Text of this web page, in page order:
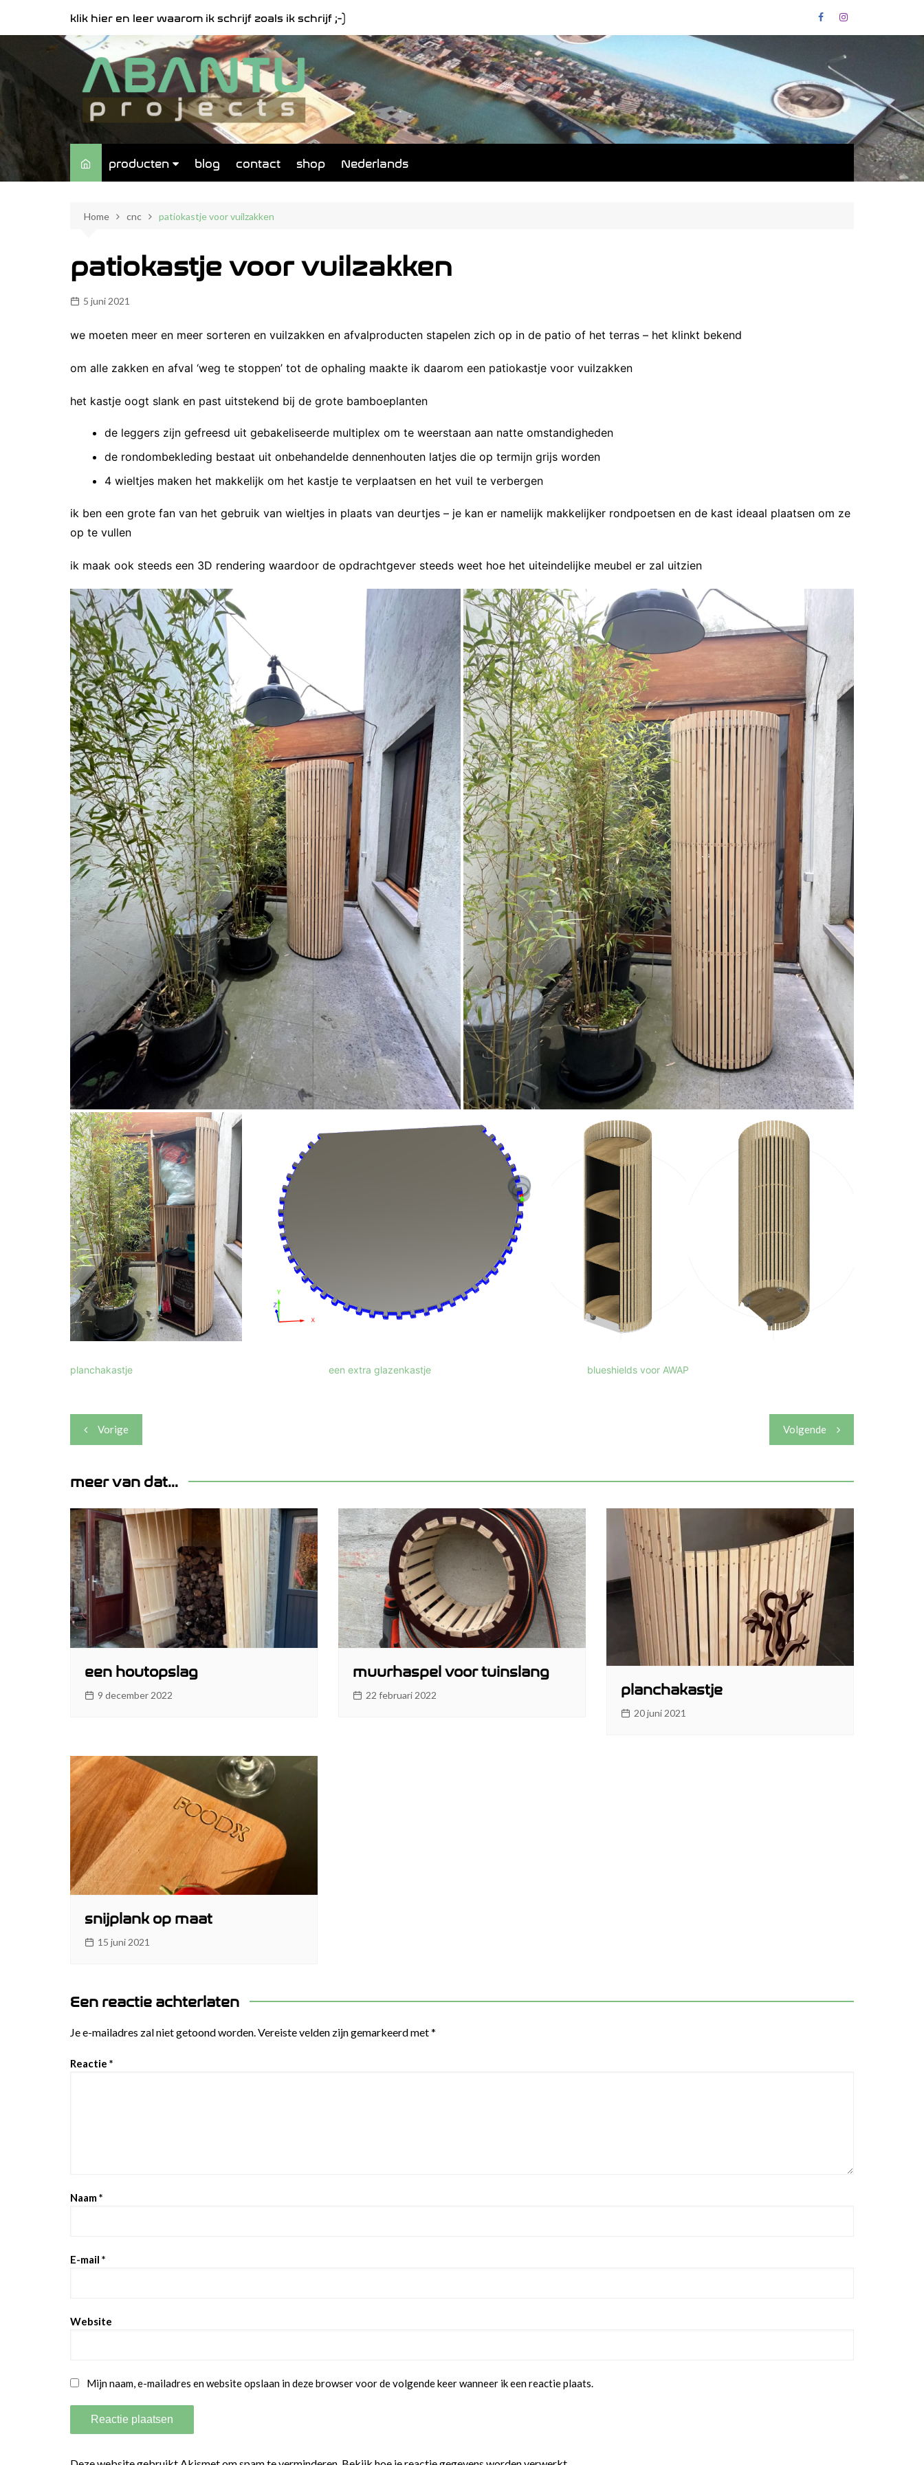
klik hier en leer waarom ik schrijf zoals ik schrijf ;-)
producten
meubels
blog contact shop Nederlands
Home cnc patiokastje voor vuilzakken
patiokastje voor vuilzakken
5 juni 2021
we moeten meer en meer sorteren en vuilzakken en afvalproducten stapelen zich op in de patio of het terras – het klinkt bekend
om alle zakken en afval ‘weg te stoppen’ tot de ophaling maakte ik daarom een patiokastje voor vuilzakken
het kastje oogt slank en past uitstekend bij de grote bamboeplanten
de leggers zijn gefreesd uit gebakeliseerde multiplex om te weerstaan aan natte omstandigheden
de rondombekleding bestaat uit onbehandelde dennenhouten latjes die op termijn grijs worden
4 wieltjes maken het makkelijk om het kastje te verplaatsen en het vuil te verbergen
ik ben een grote fan van het gebruik van wieltjes in plaats van deurtjes – je kan er namelijk makkelijker rondpoetsen en de kast ideaal plaatsen om ze
op te vullen
ik maak ook steeds een 3D rendering waardoor de opdrachtgever steeds weet hoe het uiteindelijke meubel er zal uitzien
planchakastje een extra glazenkastje blueshields voor AWAP
Berichtnavigatie
Vorige Volgende
meer van dat...
een houtopslag
9 december 2022
muurhaspel voor tuinslang
22 februari 2022 planchakastje
20 juni 2021
snijplank op maat
15 juni 2021
Een reactie achterlaten
Je e-mailadres zal niet getoond worden.Vereiste velden zijn gemarkeerd met*
Reactie *
Naam*
E-mail *
Website
Mijn naam, e-mailadres en website opslaan in deze browser voor de volgende keer wanneer ik een reactie plaats.